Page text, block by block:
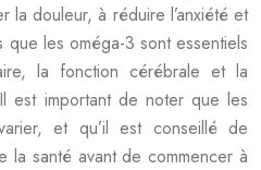
la douleur, à réduire l’anxiété et
que les oméga-3 sont essentiels
la fonction cérébrale et la
est important de noter que les
et qu’il est conseillé de
la santé avant de commencer à